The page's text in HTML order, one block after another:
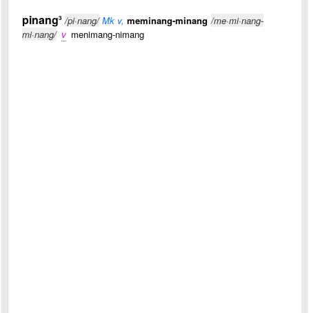
pinang3 /pi·nang/ Mk v, meminang-minang /me·mi·nang-
mi·nang/ v menimang-nimang